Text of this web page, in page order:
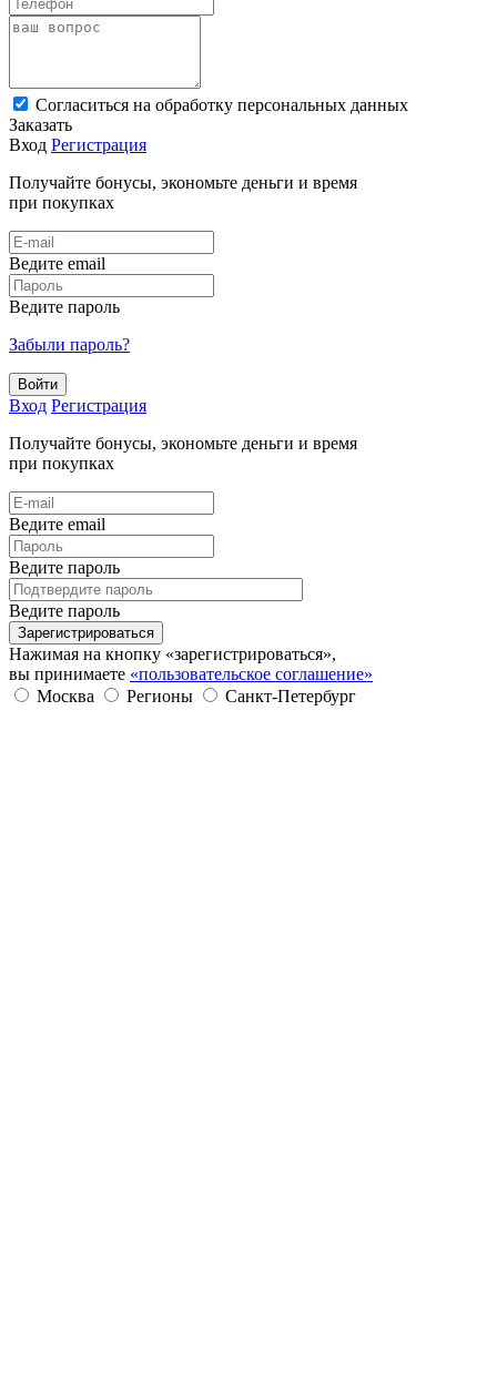
Cогласиться на обработку персональных данных
Заказать
Вход Регистрация
Получайте бонусы, экономьте деньги и время
при покупках
Ведите email
Ведите пароль
Забыли пароль?
Войти
Вход Регистрация
Получайте бонусы, экономьте деньги и время
при покупках
Ведите email
Ведите пароль
Ведите пароль
Зарегистрироваться
Нажимая на кнопку «зарегистрироваться»,
вы принимаете «пользовательское соглашение»
Москва
Регионы Санкт-Петербург